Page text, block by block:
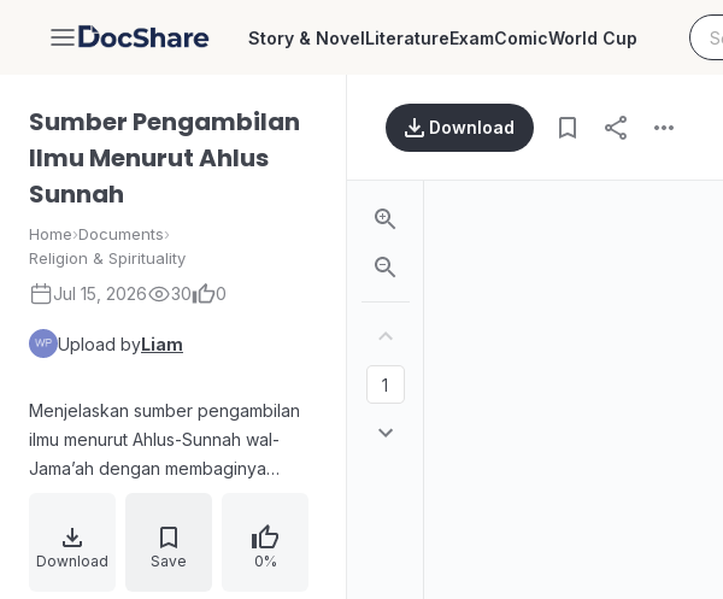
DocShare Story & NovelLiteratureExamComicWorld Cup
Sumber Pengambilan
Ilmu Menurut Ahlus
Sunnah
Home›Documents›
Religion & Spirituality
Jul 15, 2026 30 0
Upload byLiam
Menjelaskan sumber pengambilan
ilmu menurut Ahlus-Sunnah wal-
Jama’ah dengan membaginya
utama berupa nukilan yang shahih
(Al-Qur’an dan Sunnah) serta ijma’
Download Save 0%
Download